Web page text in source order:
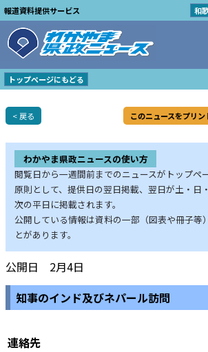
報道資料提供サービス 和
トップページにもどる
< 戻る このニュースをプリ
わかやま県政ニュースの使い方
閲覧日から一週間前までのニュースがトップペ
原則として、提供日の翌日掲載、翌日が土・日
次の平日に掲載されます。
公開している情報は資料の一部（図表や冊子等
とがあります。
公開日 2月4日
知事のインド及びネパール訪問
連絡先